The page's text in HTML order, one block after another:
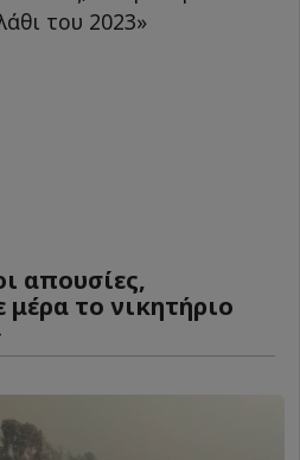
απουσίες,
μέρα το νικητήριο